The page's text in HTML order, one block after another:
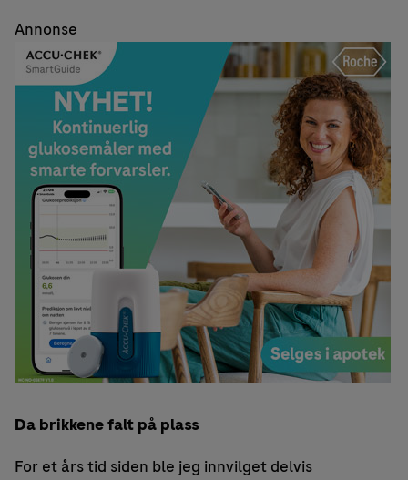
Annonse
Da brikkene falt på plass
For et års tid siden ble jeg innvilget delvis